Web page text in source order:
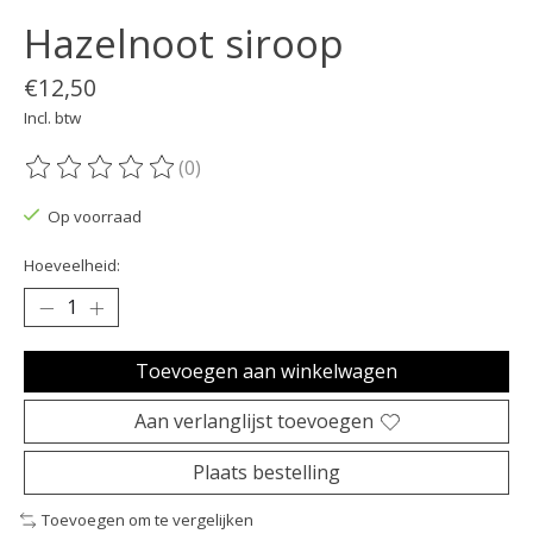
Hazelnoot siroop
€12,50
Incl. btw
De beoordeling van dit product is
(0)
Op voorraad
Hoeveelheid:
Toevoegen aan winkelwagen
Aan verlanglijst toevoegen
Plaats bestelling
Toevoegen om te vergelijken